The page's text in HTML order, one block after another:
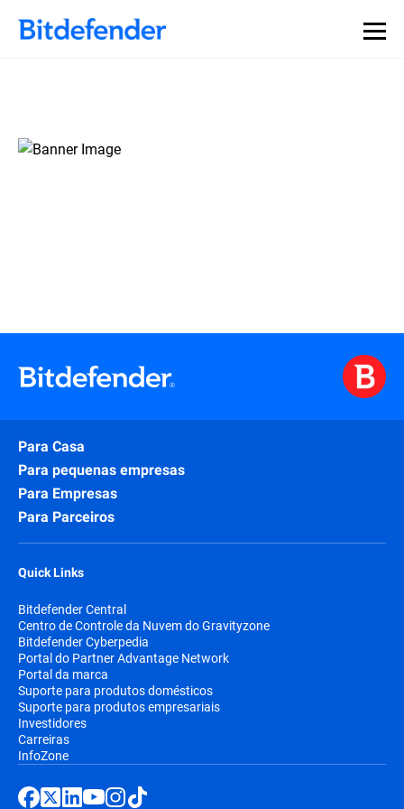
Para Casa
Para pequenas empresas
Para Empresas
Para Parceiros
Quick Links
Bitdefender Central
Centro de Controle da Nuvem do Gravityzone
Bitdefender Cyberpedia
Portal do Partner Advantage Network
Portal da marca
Suporte para produtos domésticos
Suporte para produtos empresariais
Investidores
Carreiras
InfoZone